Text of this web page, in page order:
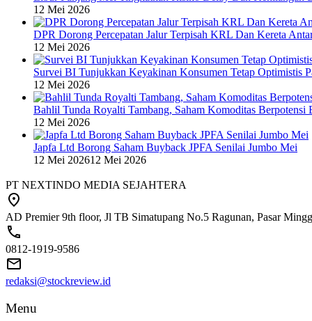
12 Mei 2026
DPR Dorong Percepatan Jalur Terpisah KRL Dan Kereta
12 Mei 2026
Survei BI Tunjukkan Keyakinan Konsumen Tetap Optimistis
12 Mei 2026
Bahlil Tunda Royalti Tambang, Saham Komoditas Berpotensi
12 Mei 2026
Japfa Ltd Borong Saham Buyback JPFA Senilai Jumbo Mei
12 Mei 202612 Mei 2026
PT NEXTINDO MEDIA SEJAHTERA
AD Premier 9th floor, Jl TB Simatupang No.5 Ragunan, Pasar
0812-1919-9586
redaksi@stockreview.id
Menu